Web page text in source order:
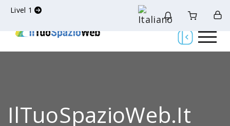
Livel 1
IlTuoSpazioWeb.it